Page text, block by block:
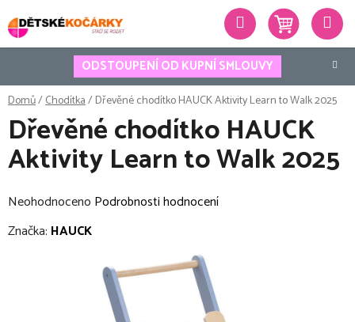
na
obsah
ODSTOUPENÍ OD KUPNÍ SMLOUVY
Hledat
Domů/Chodítka/Dřevěné chodítko HAUCK Aktivity Learn to Walk 2025
Dřevěné chodítko HAUCK
Aktivity Learn to Walk 2025
Průměrné
hodnocení
Neohodnoceno Podrobnosti hodnocení
Značka: HAUCK